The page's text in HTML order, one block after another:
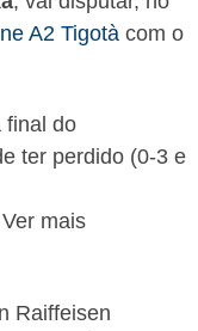
A2 Tigotà com o
final do
ter perdido (0-3 e
mais
Raiffeisen